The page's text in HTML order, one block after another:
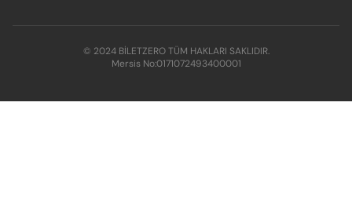
© 2024 BİLETZERO TÜM HAKLARI SAKLIDIR.
Mersis No:0171072493400001